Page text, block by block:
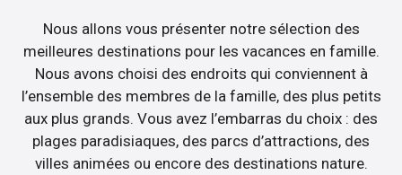
Nous allons vous présenter notre sélection des
meilleures destinations pour les vacances en famille.
Nous avons choisi des endroits qui conviennent à
l’ensemble des membres de la famille, des plus petits
aux plus grands. Vous avez l’embarras du choix : des
plages paradisiaques, des parcs d’attractions, des
villes animées ou encore des destinations nature.